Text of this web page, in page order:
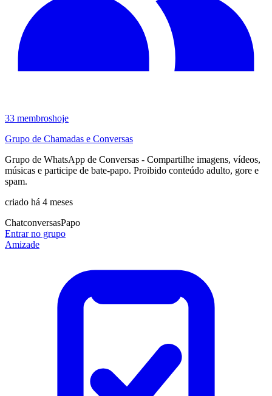
33 membroshoje
Grupo de Chamadas e Conversas
Grupo de WhatsApp de Conversas - Compartilhe imagens, vídeos,
músicas e participe de bate‑papo. Proibido conteúdo adulto, gore e
spam.
criado há 4 meses
ChatconversasPapo
Entrar no grupo
Amizade